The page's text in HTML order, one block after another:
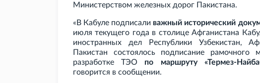
Министерством железных дорог Пакистана.
«В Кабуле подписали важный исторический
июля текущего года в столице Афганистана
иностранных дел Республики Узбекистан,
Пакистан состоялось подписание рамочного
разработке ТЭО по маршруту «Термез-
говорится в сообщении.